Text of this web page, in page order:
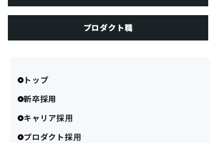
プロダクト職
トップ
新卒採用
キャリア採用
プロダクト採用